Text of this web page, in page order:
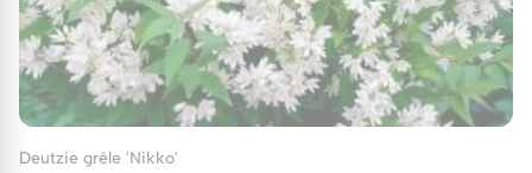
Deutzie grêle 'Nikko'